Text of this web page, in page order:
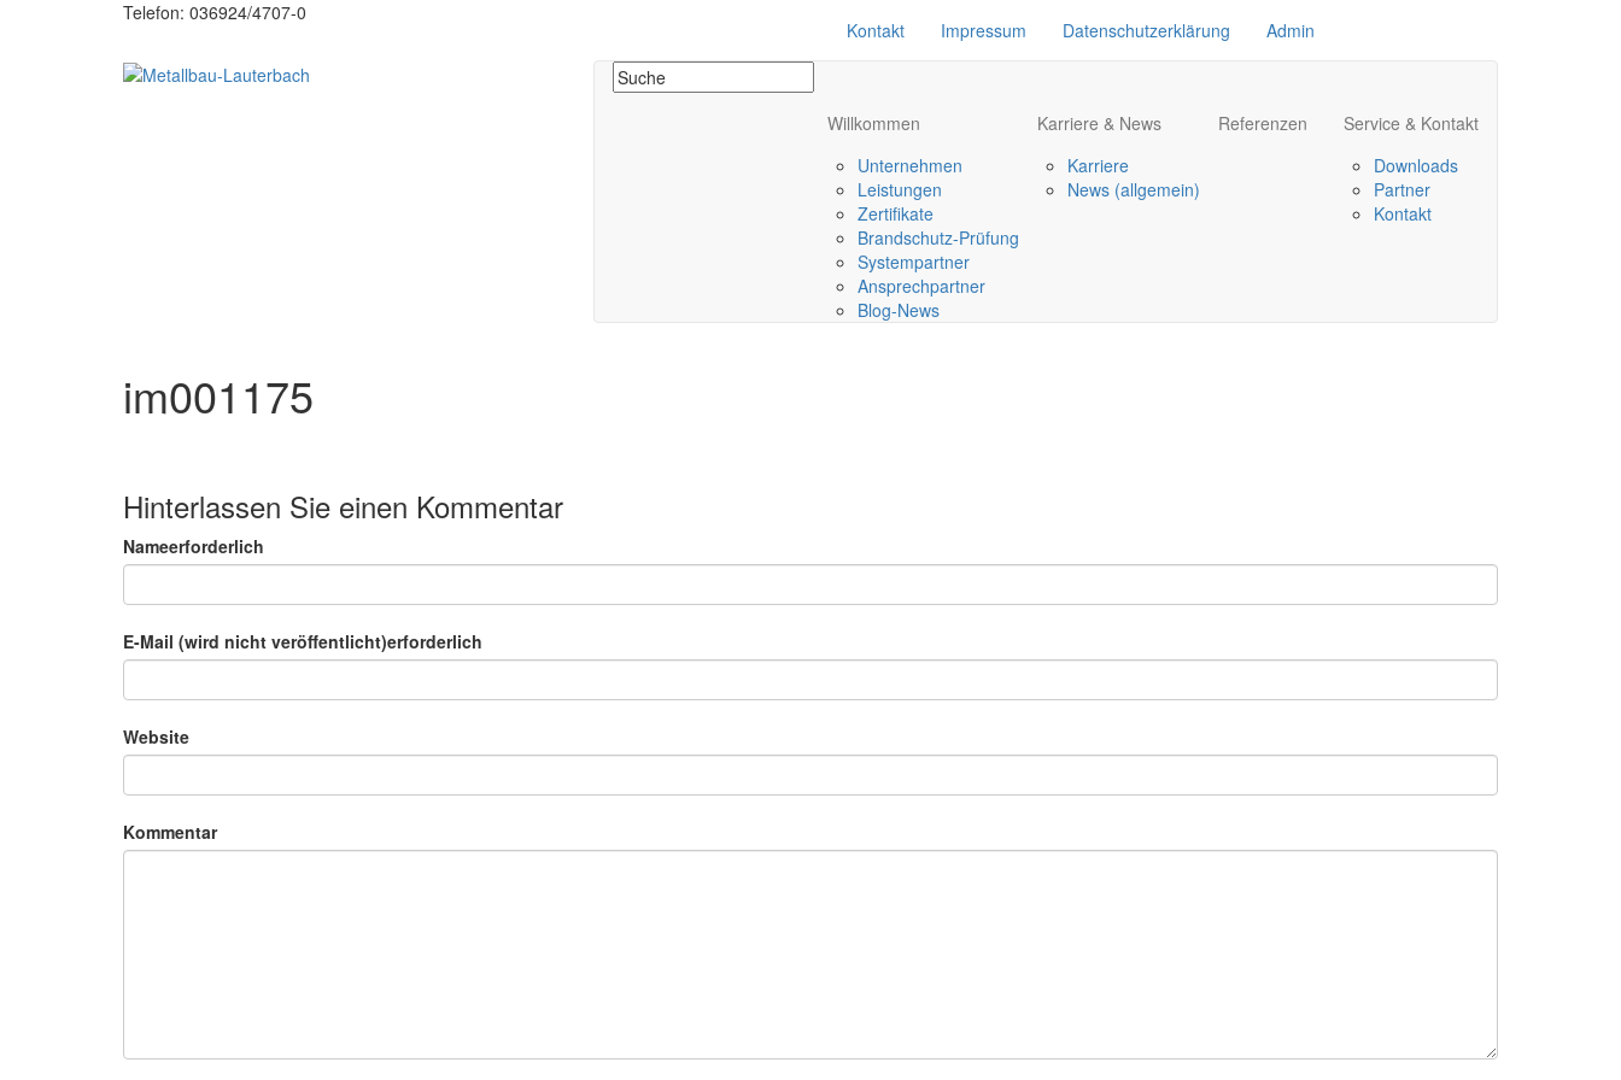
Telefon: 036924/4707-0
Kontakt Impressum Datenschutzerklärung Admin
Willkommen
Unternehmen
Leistungen
Zertifikate
Brandschutz-Prüfung
Systempartner
Ansprechpartner
Blog-News
Karriere & News
Karriere
News (allgemein)
Referenzen
Service & Kontakt
Downloads
Partner
Kontakt
im001175
Hinterlassen Sie einen Kommentar
Nameerforderlich
E-Mail (wird nicht veröffentlicht)erforderlich
Website
Kommentar